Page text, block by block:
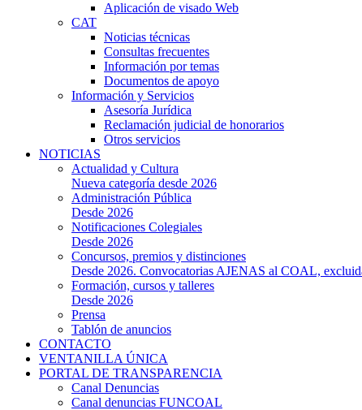
Aplicación de visado Web
CAT
Noticias técnicas
Consultas frecuentes
Información por temas
Documentos de apoyo
Información y Servicios
Asesoría Jurídica
Reclamación judicial de honorarios
Otros servicios
NOTICIAS
Actualidad y Cultura
Nueva categoría desde 2026
Administración Pública
Desde 2026
Notificaciones Colegiales
Desde 2026
Concursos, premios y distinciones
Desde 2026. Convocatorias AJENAS al COAL,
Formación, cursos y talleres
Desde 2026
Prensa
Tablón de anuncios
CONTACTO
VENTANILLA ÚNICA
PORTAL DE TRANSPARENCIA
Canal Denuncias
Canal denuncias FUNCOAL